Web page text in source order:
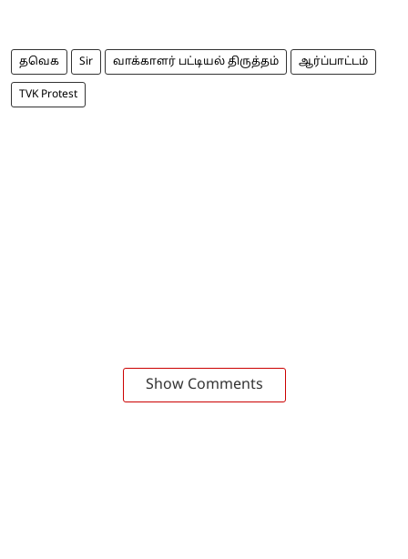
தவெக Sir வாக்காளர் பட்டியல் திருத்தம் ஆர்ப்பாட்டம்
TVK Protest
Show Comments